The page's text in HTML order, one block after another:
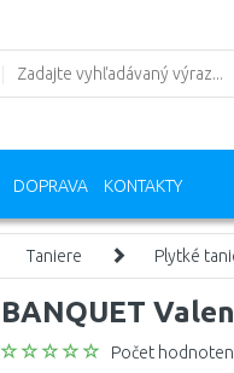
DOPRAVA KONTAKTY
Taniere Plytké
BANQUET
Počet